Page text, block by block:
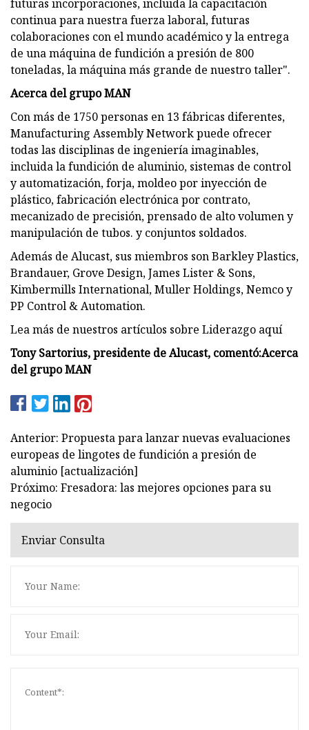
futuras incorporaciones, incluida la capacitación
continua para nuestra fuerza laboral, futuras
colaboraciones con el mundo académico y la entrega
de una máquina de fundición a presión de 800
toneladas, la máquina más grande de nuestro taller".
Acerca del grupo MAN
Con más de 1750 personas en 13 fábricas diferentes,
Manufacturing Assembly Network puede ofrecer
todas las disciplinas de ingeniería imaginables,
incluida la fundición de aluminio, sistemas de control
y automatización, forja, moldeo por inyección de
plástico, fabricación electrónica por contrato,
mecanizado de precisión, prensado de alto volumen y
manipulación de tubos. y conjuntos soldados.
Además de Alucast, sus miembros son Barkley Plastics,
Brandauer, Grove Design, James Lister & Sons,
Kimbermills International, Muller Holdings, Nemco y
PP Control & Automation.
Lea más de nuestros artículos sobre Liderazgo aquí
Tony Sartorius, presidente de Alucast, comentó:Acerca
del grupo MAN
Anterior: Propuesta para lanzar nuevas evaluaciones
europeas de lingotes de fundición a presión de
aluminio [actualización]
Próximo: Fresadora: las mejores opciones para su
negocio
Enviar Consulta